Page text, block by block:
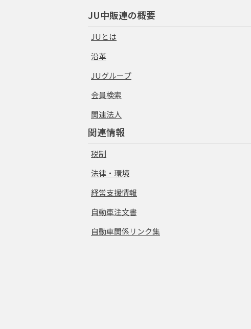
JU中販連の概要
JUとは
沿革
JUグループ
会員検索
関連法人
関連情報
税制
法律・環境
経営支援情報
自動車注文書
自動車関係リンク集